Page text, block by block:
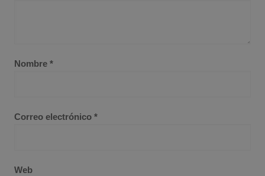
Nombre *
Correo electrónico *
Web